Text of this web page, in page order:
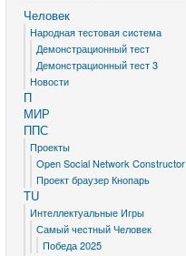
Человек
Народная тестовая система
Демонстрационный тест
Демонстрационный тест 3
Новости
П
МИР
ППС
Проекты
Open Social Network Constructor
Проект браузер Кнопарь
TU
Интеллектуальные Игры
Самый честный Человек
Победа 2025